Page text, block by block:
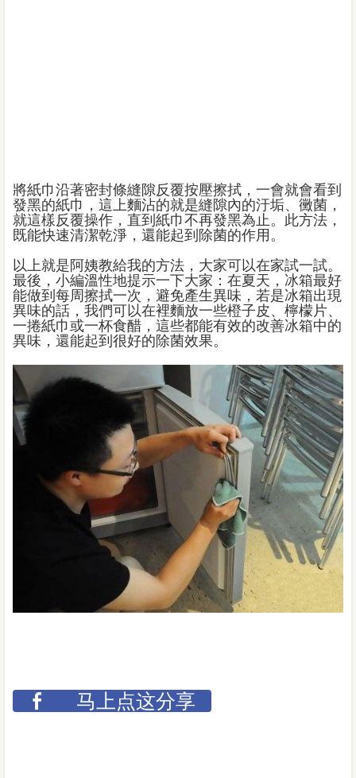
將紙巾沿著密封條縫隙反覆按壓擦拭，一會就會看到
發黑的紙巾，這上麵沾的就是縫隙內的汙垢、黴菌，
就這樣反覆操作，直到紙巾不再發黑為止。此方法，
既能快速清潔乾淨，還能起到除菌的作用。
以上就是阿姨教給我的方法，大家可以在家試一試。
最後，小編溫性地提示一下大家：在夏天，冰箱最好
能做到每周擦拭一次，避免產生異味，若是冰箱出現
異味的話，我們可以在裡麵放一些橙子皮、檸檬片、
一捲紙巾或一杯食醋，這些都能有效的改善冰箱中的
異味，還能起到很好的除菌效果。
马上点这分享